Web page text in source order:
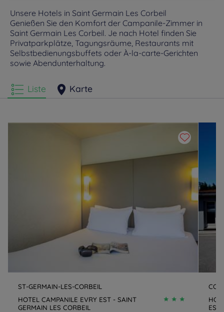
Unsere Hotels in Saint Germain Les Corbeil
Genießen Sie den Komfort der Campanile-Zimmer in
Saint Germain Les Corbeil. Je nach Hotel finden Sie
Privatparkplätze, Tagungsräume, Restaurants mit
Selbstbedienungsbuffets oder À-la-carte-Gerichten
sowie Abendunterhaltung.
Liste Karte
ST-GERMAIN-LES-CORBEIL
HOTEL CAMPANILE EVRY EST - SAINT
GERMAIN LES CORBEIL